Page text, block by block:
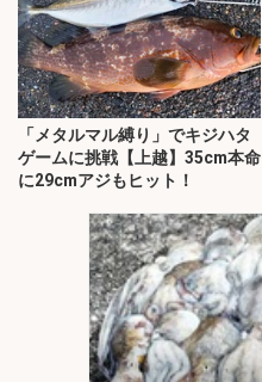
「メタルマル縛り」でキジハタ
ゲームに挑戦【上越】35cm本命
に29cmアジもヒット！